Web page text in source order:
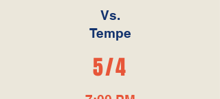
Vs.
Tempe
5/4